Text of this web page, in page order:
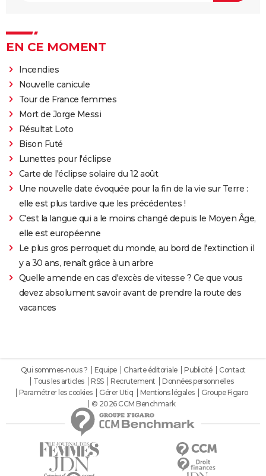
EN CE MOMENT
Incendies
Nouvelle canicule
Tour de France femmes
Mort de Jorge Messi
Résultat Loto
Bison Futé
Lunettes pour l'éclipse
Carte de l'éclipse solaire du 12 août
Une nouvelle date évoquée pour la fin de la vie sur Terre :
elle est plus tardive que les précédentes !
C'est la langue qui a le moins changé depuis le Moyen Âge,
elle est européenne
Le plus gros perroquet du monde, au bord de l'extinction il
y a 30 ans, renaît grâce à un arbre
Quelle amende en cas d'excès de vitesse ? Ce que vous
devez absolument savoir avant de prendre la route des
vacances
Qui sommes-nous ? Equipe Charte éditoriale Publicité
Contact
Tous les articles
RSS Recrutement
Données personnelles
Paramétrer les cookies
Gérer Utiq Mentions légales
Groupe Figaro
© 2026 CCM Benchmark